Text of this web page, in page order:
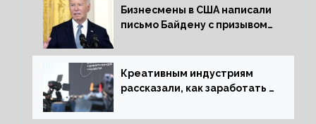
Бизнесмены в США написали
письмо Байдену с призывом
Креативным индустриям
рассказали, как заработать 2
экономики